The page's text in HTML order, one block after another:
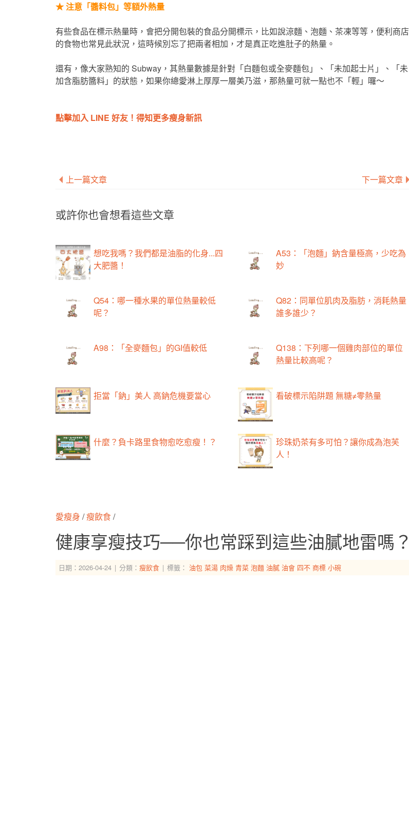
★注意「醬料包」等額外熱量
有些食品在標示熱量時，會把分開包裝的食品分開標示，比如說涼麵、泡麵、茶凍等等，便利商店
的食物也常見此狀況，這時候別忘了把兩者相加，才是真正吃進肚子的熱量。
還有，像大家熟知的 Subway，其熱量數據是針對「白麵包或全麥麵包」、「未加起士片」、「未
加含脂肪醬料」的狀態，如果你總愛淋上厚厚一層美乃滋，那熱量可就一點也不「輕」囉～
點擊加入 LINE 好友！得知更多瘦身新訊
上一篇文章 下一篇文章
或許你也會想看這些文章
想吃我嗎？我們都是油脂的化身...四
大肥醬！
A53：「泡麵」鈉含量極高，少吃為
妙
Q54：哪一種水果的單位熱量較低
呢？
Q82：同單位肌肉及脂肪，消耗熱量
誰多誰少？
A98：「全麥麵包」的GI值較低
Q138：下列哪一個雞肉部位的單位
熱量比較高呢？
拒當「鈉」美人 高鈉危機要當心 看破標示陷阱題 無糖≠零熱量
什麼？負卡路里食物愈吃愈瘦！？
珍珠奶茶有多可怕？讓你成為泡芙
人！
愛瘦身 /瘦飲食/
健康享瘦技巧──你也常踩到這些油膩地雷嗎？
日期：2026-04-24 分類： 瘦飲食 標籤： 油包 菜湯 肉燥 青菜 泡麵 油膩 油會 四不 商標 小碗